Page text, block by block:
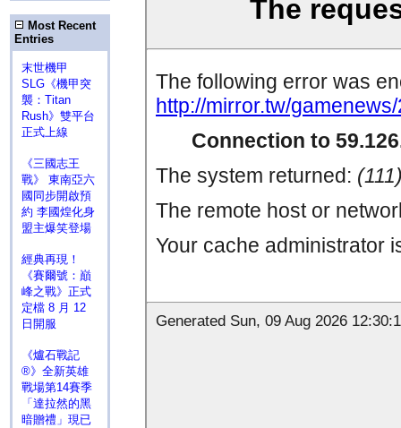
Most Recent
Entries
末世機甲
SLG《機甲突
襲：Titan
Rush》雙平台
正式上線
《三國志王
戰》 東南亞六
國同步開啟預
約 李國煌化身
盟主爆笑登場
經典再現！
《賽爾號：巔
峰之戰》正式
定檔 8 月 12
日開服
《爐石戰記
®》全新英雄
戰場第14賽季
「達拉然的黑
暗贈禮」現已